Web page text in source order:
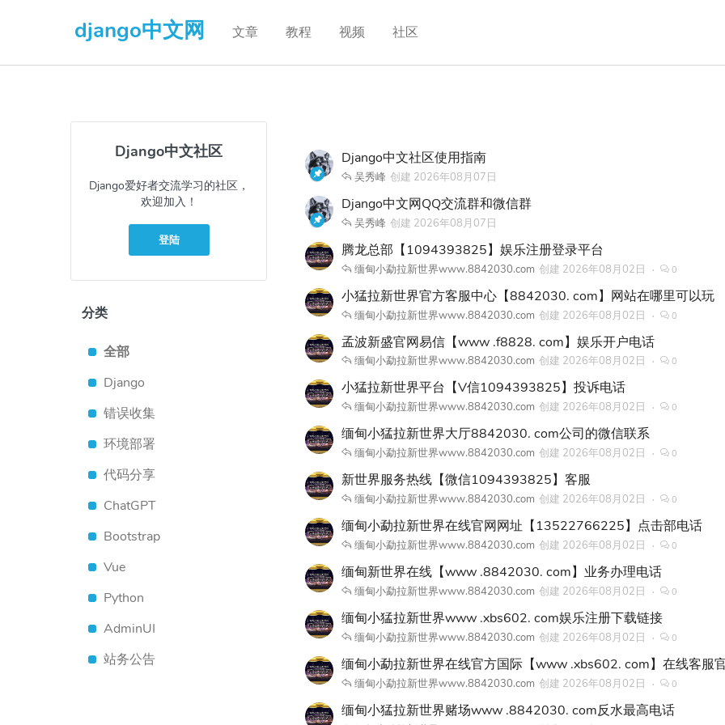
django中文网 文章 教程 视频 社区
Django中文社区
Django爱好者交流学习的社区，
欢迎加入！
登陆
分类
全部
Django
错误收集
环境部署
代码分享
ChatGPT
Bootstrap
Vue
Python
AdminUI
站务公告
Django中文社区使用指南
吴秀峰 创建 2026年08月07日
Django中文网QQ交流群和微信群
吴秀峰 创建 2026年08月07日
腾龙总部【1094393825】娱乐注册登录平台
缅甸小勐拉新世界www.8842030.com 创建 2026年08月02日 0
小猛拉新世界官方客服中心【8842030. com】网站在哪里可以玩
缅甸小勐拉新世界www.8842030.com 创建 2026年08月02日 0
孟波新盛官网易信【www .f8828. com】娱乐开户电话
缅甸小勐拉新世界www.8842030.com 创建 2026年08月02日 0
小猛拉新世界平台【V信1094393825】投诉电话
缅甸小勐拉新世界www.8842030.com 创建 2026年08月02日 0
缅甸小猛拉新世界大厅8842030. com公司的微信联系
缅甸小勐拉新世界www.8842030.com 创建 2026年08月02日 0
新世界服务热线【微信1094393825】客服
缅甸小勐拉新世界www.8842030.com 创建 2026年08月02日 0
缅甸小勐拉新世界在线官网网址【13522766225】点击部电话
缅甸小勐拉新世界www.8842030.com 创建 2026年08月02日 0
缅甸新世界在线【www .8842030. com】业务办理电话
缅甸小勐拉新世界www.8842030.com 创建 2026年08月02日 0
缅甸小猛拉新世界www .xbs602. com娱乐注册下载链接
缅甸小勐拉新世界www.8842030.com 创建 2026年08月02日 0
缅甸小勐拉新世界在线官方国际【www .xbs602. com】在线客服
缅甸小勐拉新世界www.8842030.com 创建 2026年08月02日 0
缅甸小猛拉新世界赌场www .8842030. com反水最高电话